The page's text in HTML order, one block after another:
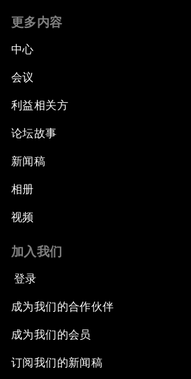
更多内容
中心
会议
利益相关方
论坛故事
新闻稿
相册
视频
加入我们
登录
成为我们的合作伙伴
成为我们的会员
订阅我们的新闻稿